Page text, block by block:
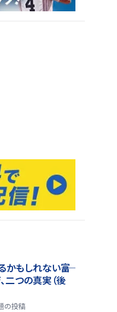
かもしれない――富
二つの真実（後
の投稿